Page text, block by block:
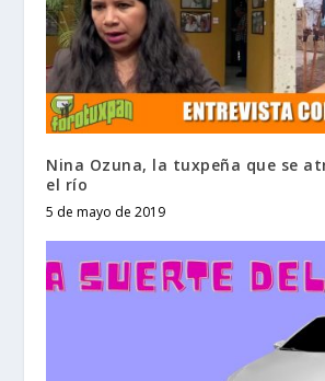
Nina Ozuna, la tuxpeña que se
el río
5 de mayo de 2019